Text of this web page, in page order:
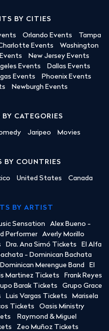
BY CITIES
Orlando Events
Tampa
Events
Washington
New Jersey Events
Events
Dallas Events
Events
Phoenix Events
Newburgh Events
CATEGORIES
Jaripeo Movies
BY COUNTRIES
United States Canada
BY ARTIST
Sensation
Alex Bueno -
Performer
Averly Morillo
Dra. Ana Simó Tickets
El Alfa
- Dominican Bachata
Merengue Band
El
Martinez Tickets
Frank Reyes
Barak Tickets
Grupo Grace
Luis Vargas Tickets
Marisela
Tickets
Oasis Ministry
Raymond & Miguel
Zeo Muñoz Tickets